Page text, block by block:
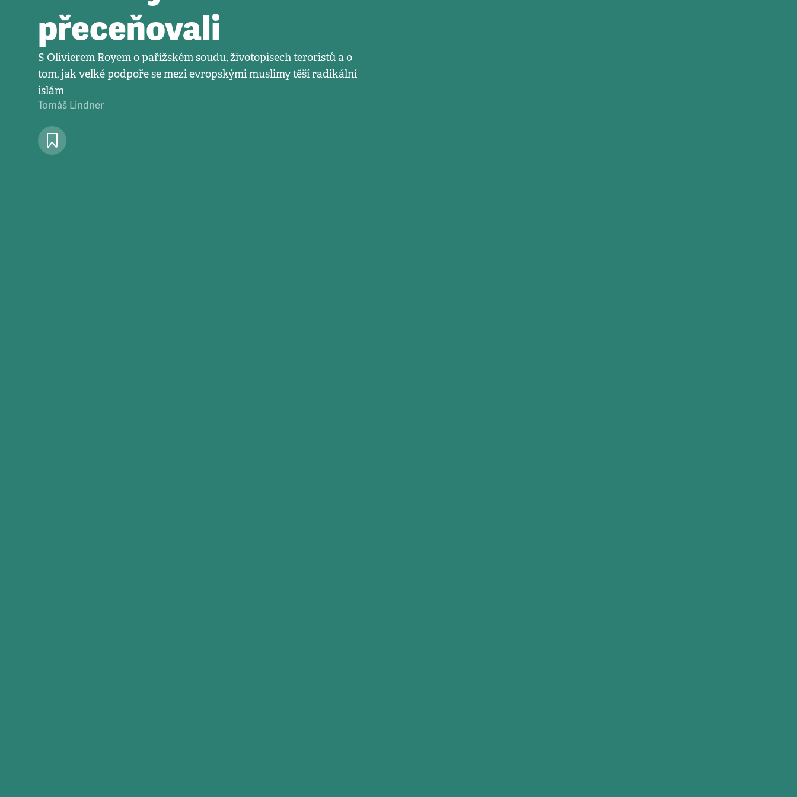
přeceňovali
S Olivierem Royem o pařížském soudu, životopisech teroristů a o
tom, jak velké podpoře se mezi evropskými muslimy těší radikální
islám
Tomáš Lindner